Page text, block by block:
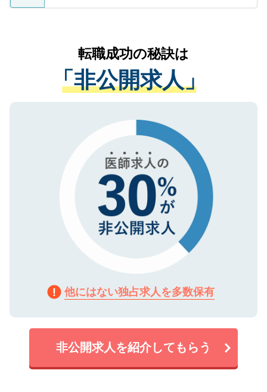
ているすべての個人データはご本人の許可
は、個人情報の取り扱いについての厳密な
管理基準を満たした事業者のみに付与され
る、プライバシーマークを取得済みです。
で、機密保持に関してもご安心ください。
かがいして、現在の医療機関の状況や紹介
経験をまじえながら、適切なアドバイスを
させていただきます。すぐにご転職をされ
ない方には、長期的なサポートが可能です
ので、まずはご登録ください。
転職成功の秘訣は
「非公開求人」
他にはない独占求人を多数保有
非公開求人を紹介してもらう